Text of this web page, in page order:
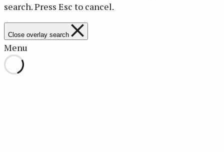
search.Press Esc to cancel.
Close overlay search
Menu